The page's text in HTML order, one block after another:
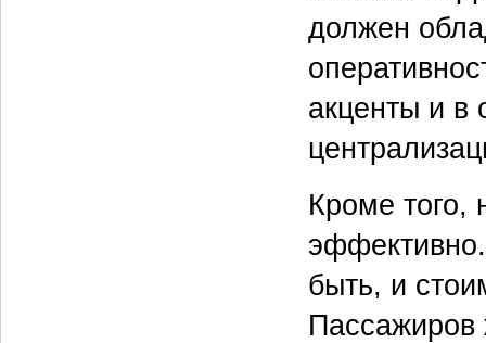
должен
акценты и в
Кроме того,
быть, и
Пассажиров